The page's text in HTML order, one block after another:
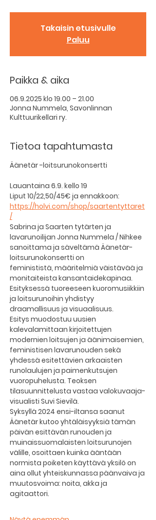
Takaisin etusivulle
Paluu
Paikka & aika
06.9.2025 klo 19.00 – 21.00
Jonna Nummela, Savonlinnan
Kulttuurikellari ry.
Tietoa tapahtumasta
Äänetär -loitsurunokonsertti
Lauantaina 6.9. kello 19
Liput 10/22,50/45€ ja ennakkoon:
https://holvi.com/shop/saartentyttaret
/
Sabrina ja Saarten tytärten ja
lavarunoilijan Jonna Nummela / Nihkee
sanoittama ja säveltämä Äänetär-
loitsurunokonsertti on
feminististä, määritelmiä väistävää ja
monitaiteista kansantaidekapinaa.
Esityksessä tuoreeseen kuoromusiikkiin
ja loitsurunoihin yhdistyy
draamallisuus ja visuaalisuus.
Esitys muodostuu uusien
kalevalamittaan kirjoitettujen
modernien loitsujen ja äänimaisemien,
feministisen lavarunouden sekä
yhdessä esitettävien arkaaisten
runolaulujen ja paimenkutsujen
vuoropuhelusta. Teoksen
tilasuunnittelusta vastaa valokuvaaja-
visualisti Suvi Sievilä.
Syksyllä 2024 ensi-iltansa saanut
Äänetär kutoo yhtäläisyyksiä tämän
päivän esittävän runouden ja
muinaissuomalaisten loitsurunojen
välille, osoittaen kuinka ääntään
normista poiketen käyttävä yksilö on
aina ollut yhteiskunnassa päänvaiva ja
muutosvoima: noita, akka ja
agitaattori.